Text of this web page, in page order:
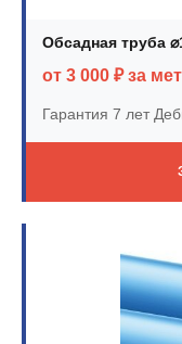
Обсадная труба
от 3 000 ₽ за
Гарантия 7 лет